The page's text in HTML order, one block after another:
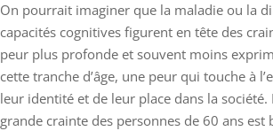
On pourrait imaginer que la maladie ou la
capacités cognitives figurent en tête des
peur plus profonde et souvent moins
cette tranche d’âge, une peur qui touche à
leur identité et de leur place dans la société.
grande crainte des personnes de 60 ans est